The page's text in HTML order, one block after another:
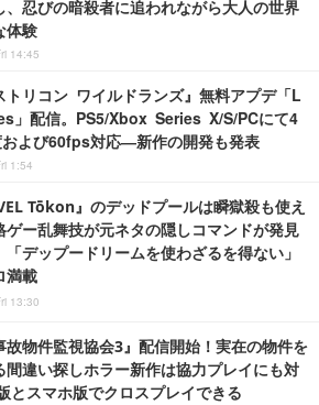
、忍びの暗殺者に追われながら大人の世界
体験
14:45
トリコン ワイルドランズ』無料アプデ「L
」配信。PS5/Xbox Series X/S/PCにて4
および60fps対応―新作の開発も発表
1:54
Tōkon』のデッドプールは瞬獄殺も使え
ゲー乱舞技が元ネタの隠しコマンドが発見
「デップードリームを使わざるを得ない」
満載
13:30
故物件監視協会3』配信開始！実在の物件を
間違い探しホラー新作は協力プレイにも対
とスマホ版でクロスプレイできる